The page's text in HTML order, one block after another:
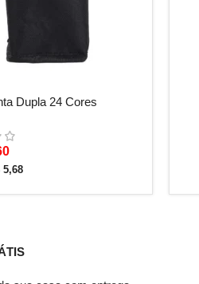
Dupla 24 Cores
5,68